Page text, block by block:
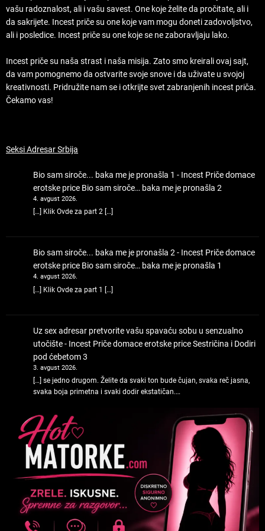
vašu radoznalost, ali i vašu savest. One koje želite da pročitate, ali i
da sakrijete. Incest priče su one koje vam mogu doneti zadovoljstvo,
ali i posledice. Incest priče su one koje se ne zaboravljaju lako.
Incest priče su naša strast i naša misija. Zato smo kreirali ovaj sajt,
da vam pomognemo da ostvarite svoje snove i da uživate u svojoj
kreativnosti. Pridružite nam se i otkrijte svet zabranjenih incest priča.
Čekamo vas!
Seksi Adresar Srbija
Bio sam siroče... baka me je pronašla 1 - Incest Priče domace
erotske price Bio sam siroče… baka me je pronašla 2
4. avgust 2026.
[…] Klik Ovde za part 2 […]
Bio sam siroče... baka me je pronašla 2 - Incest Priče domace
erotske price Bio sam siroče… baka me je pronašla 1
4. avgust 2026.
[…] Klik Ovde za part 1 […]
Uz sex adresar pretvorite vašu spavaću sobu u senzualno
utočište - Incest Priče domace erotske price Sestričina i Dodiri
pod ćebetom 3
3. avgust 2026.
[…] se jedno drugom. Želite da svaki ton bude čujan, svaka reč jasna,
svaka boja primetna i svaki dodir ekstatičan.…